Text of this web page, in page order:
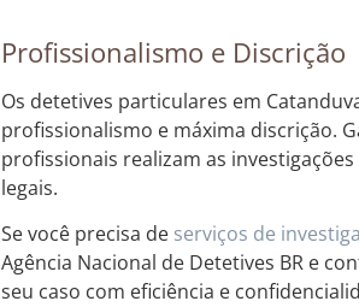
Profissionalismo e Discrição
Os detetives particulares em
profissionalismo e máxima discrição.
profissionais realizam as
legais.
Se você precisa de serviços de
Agência Nacional de Detetives BR e
seu caso com eficiência e